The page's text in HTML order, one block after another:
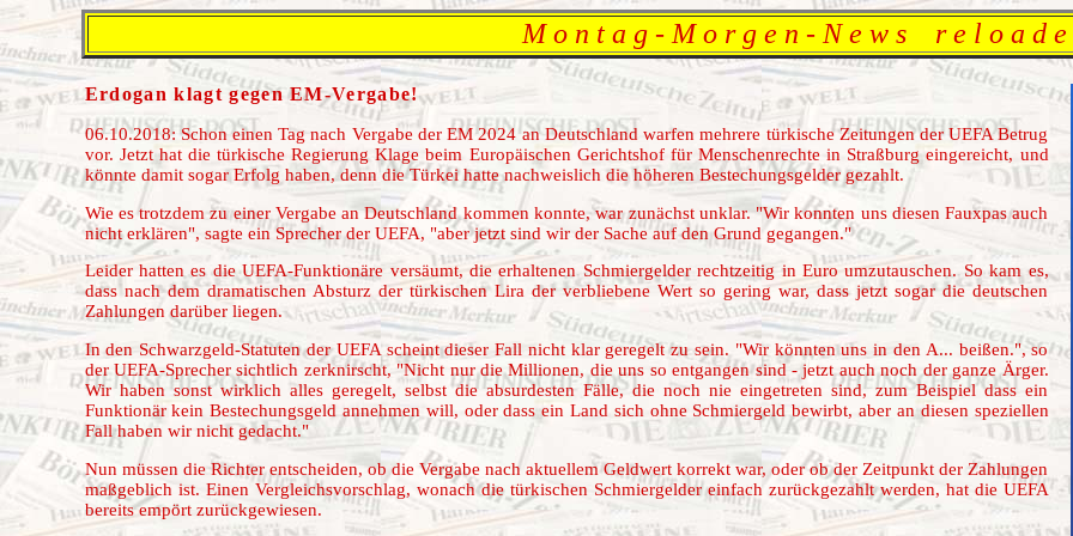
M o n t a g - M o r g e n - N e w s r e l o a d
Erdogan klagt gegen EM-Vergabe!
06.10.2018: Schon einen Tag nach Vergabe der EM 2024 an Deutschland warfen mehrere türkische Zeitungen der UEFA Betrug
vor. Jetzt hat die türkische Regierung Klage beim Europäischen Gerichtshof für Menschenrechte in Straßburg eingereicht, und
könnte damit sogar Erfolg haben, denn die Türkei hatte nachweislich die höheren Bestechungsgelder gezahlt.
Wie es trotzdem zu einer Vergabe an Deutschland kommen konnte, war zunächst unklar. "Wir konnten uns diesen Fauxpas auch
nicht erklären", sagte ein Sprecher der UEFA, "aber jetzt sind wir der Sache auf den Grund gegangen."
Leider hatten es die UEFA-Funktionäre versäumt, die erhaltenen Schmiergelder rechtzeitig in Euro umzutauschen. So kam es,
dass nach dem dramatischen Absturz der türkischen Lira der verbliebene Wert so gering war, dass jetzt sogar die deutschen
Zahlungen darüber liegen.
In den Schwarzgeld-Statuten der UEFA scheint dieser Fall nicht klar geregelt zu sein. "Wir könnten uns in den A... beißen.", so
der UEFA-Sprecher sichtlich zerknirscht, "Nicht nur die Millionen, die uns so entgangen sind - jetzt auch noch der ganze Ärger.
Wir haben sonst wirklich alles geregelt, selbst die absurdesten Fälle, die noch nie eingetreten sind, zum Beispiel dass ein
Funktionär kein Bestechungsgeld annehmen will, oder dass ein Land sich ohne Schmiergeld bewirbt, aber an diesen speziellen
Fall haben wir nicht gedacht."
Nun müssen die Richter entscheiden, ob die Vergabe nach aktuellem Geldwert korrekt war, oder ob der Zeitpunkt der Zahlungen
maßgeblich ist. Einen Vergleichsvorschlag, wonach die türkischen Schmiergelder einfach zurückgezahlt werden, hat die UEFA
bereits empört zurückgewiesen.